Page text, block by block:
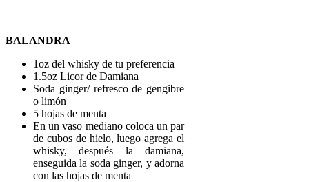
BALANDRA
1oz del whisky de tu preferencia
1.5oz Licor de Damiana
Soda ginger/ refresco de gengibre
o limón
5 hojas de menta
En un vaso mediano coloca un par
de cubos de hielo, luego agrega el
whisky, después la damiana,
enseguida la soda ginger, y adorna
con las hojas de menta